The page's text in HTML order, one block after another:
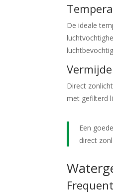
De ideale
Direct
met gefilterd
Een
direct